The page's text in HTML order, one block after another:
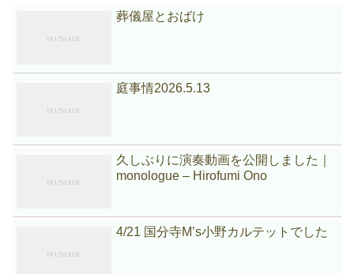
葬儀屋とおばけ
庭事情2026.5.13
久しぶりに演奏動画を公開しました｜
monologue – Hirofumi Ono
4/21 国分寺M’s小野カルテットでした